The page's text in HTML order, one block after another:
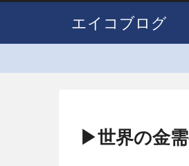
エイコブログ
▶世界の金需